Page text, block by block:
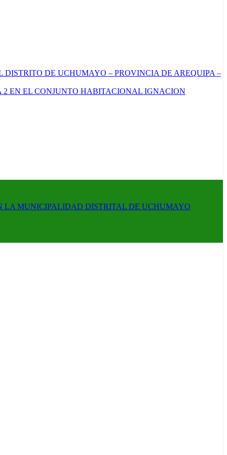
DISTRITO DE UCHUMAYO – PROVINCIA DE AREQUIPA –
EN EL CONJUNTO HABITACIONAL IGNACION
LA MUNICIPALIDAD DISTRITAL DE UCHUMAYO